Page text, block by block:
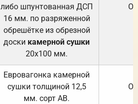
либо шпунтованная ДСП
16 мм. по разряженной
обрешётке из обрезной
доски камерной сушки
20х100 мм.
Евровагонка камерной
сушки толщиной 12,5
мм. сорт АВ.